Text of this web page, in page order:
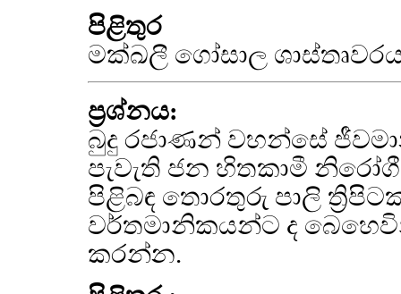
පිළිතුර‍
මක්ඛලී ගෝසාල
ප්‍රශ්නය:
බුදු රජාණන් වහන්සේ
පැවැති ජන හිතකාමී
පිළිබඳ තොරතුරු පාලි
වර්තමානිකයන්ට ද
කරන්න.